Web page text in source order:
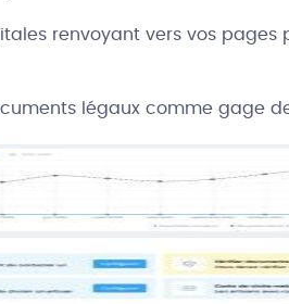
renvoyant vers vos pages
légaux comme gage